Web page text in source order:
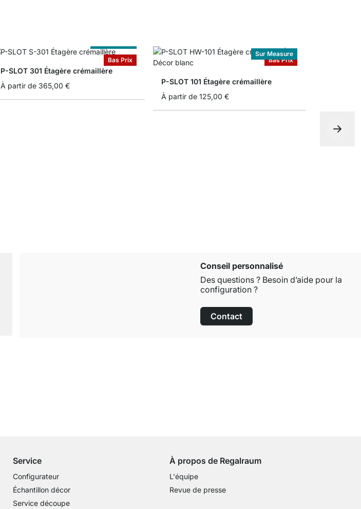
Bas Prix
P-SLOT 301 Étagère crémaillère
À partir de 365,00 €
Bas Prix
Sur Measure
P-SLOT 101 Étagère crémaillère
À partir de 125,00 €
Conseil personnalisé
Des questions ? Besoin d’aide pour la
configuration ?
Contact
Service
Configurateur
Échantillon décor
Service découpe
À propos de Regalraum
L'équipe
Revue de presse